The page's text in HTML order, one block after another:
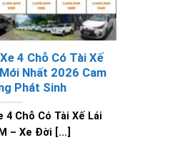
4 Chỗ Có Tài Xế
Nhất 2026 Cam
Phát Sinh
4 Chỗ Có Tài Xế Lái
– Xe Đời [...]